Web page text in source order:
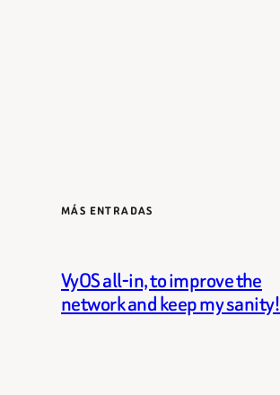
MÁS ENTRADAS
VyOS all-in, to improve the
network and keep my sanity!